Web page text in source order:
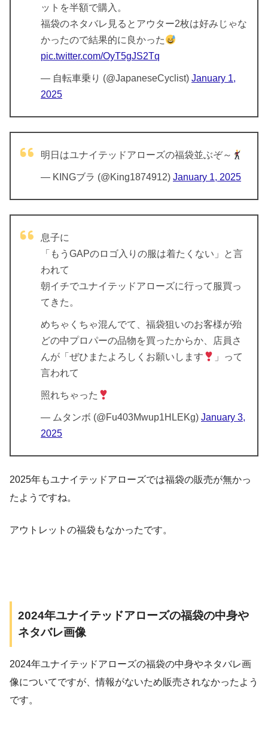
ットを半額で購入。
福袋のネタバレ見るとアウター2枚は好みじゃな
かったので結果的に良かった
pic.twitter.com/OyT5gJS2Tq
— 自転車乗り (@JapaneseCyclist) January 1,
2025
明日はユナイテッドアローズの福袋並ぶぞ～
— KINGブラ (@King1874912) January 1, 2025
息子に
「もうGAPのロゴ入りの服は着たくない」と言
われて
朝イチでユナイテッドアローズに行って服買っ
てきた。
めちゃくちゃ混んでて、福袋狙いのお客様が殆
どの中プロパーの品物を買ったからか、店員さ
んが「ぜひまたよろしくお願いします
」って
言われて
照れちゃった
— ムタンボ (@Fu403Mwup1HLEKg) January 3,
2025
2025年もユナイテッドアローズでは福袋の販売が無かっ
たようですね。
アウトレットの福袋もなかったです。
2024年ユナイテッドアローズの福袋の中身や
ネタバレ画像
2024年ユナイテッドアローズの福袋の中身やネタバレ画
像についてですが、情報がないため販売されなかったよう
です。